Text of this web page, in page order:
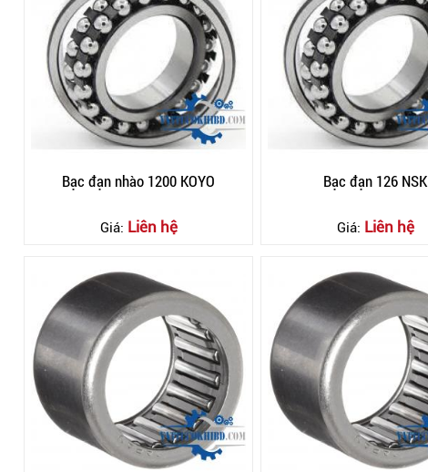
Bạc đạn nhào 1200 KOYO
Giá: Liên hệ
Bạc đạn 126 NSK
Giá: Liên hệ